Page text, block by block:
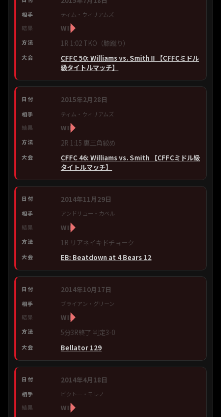
ティム・ウィリアムズ
WIN
1R 1:02 TKO（膝蹴り）
CFFC 50: Williams vs. Smith II 【CFFCミドル
級タイトルマッチ】
2015年2月28日
ティム・ウィリアムズ
WIN
2R 1:15 裏三角絞め
CFFC 46: Williams vs. Smith 【CFFCミドル級
タイトルマッチ】
2014年11月29日
アンドリュー・カペル
WIN
1R リアネイキドチョーク
EB: Beatdown at 4 Bears 12
2014年10月17日
ブライアン・グリーン
WIN
5分3R終了 判定3-0
Bellator 129
2014年4月18日
ビクトー・モレノ
WIN